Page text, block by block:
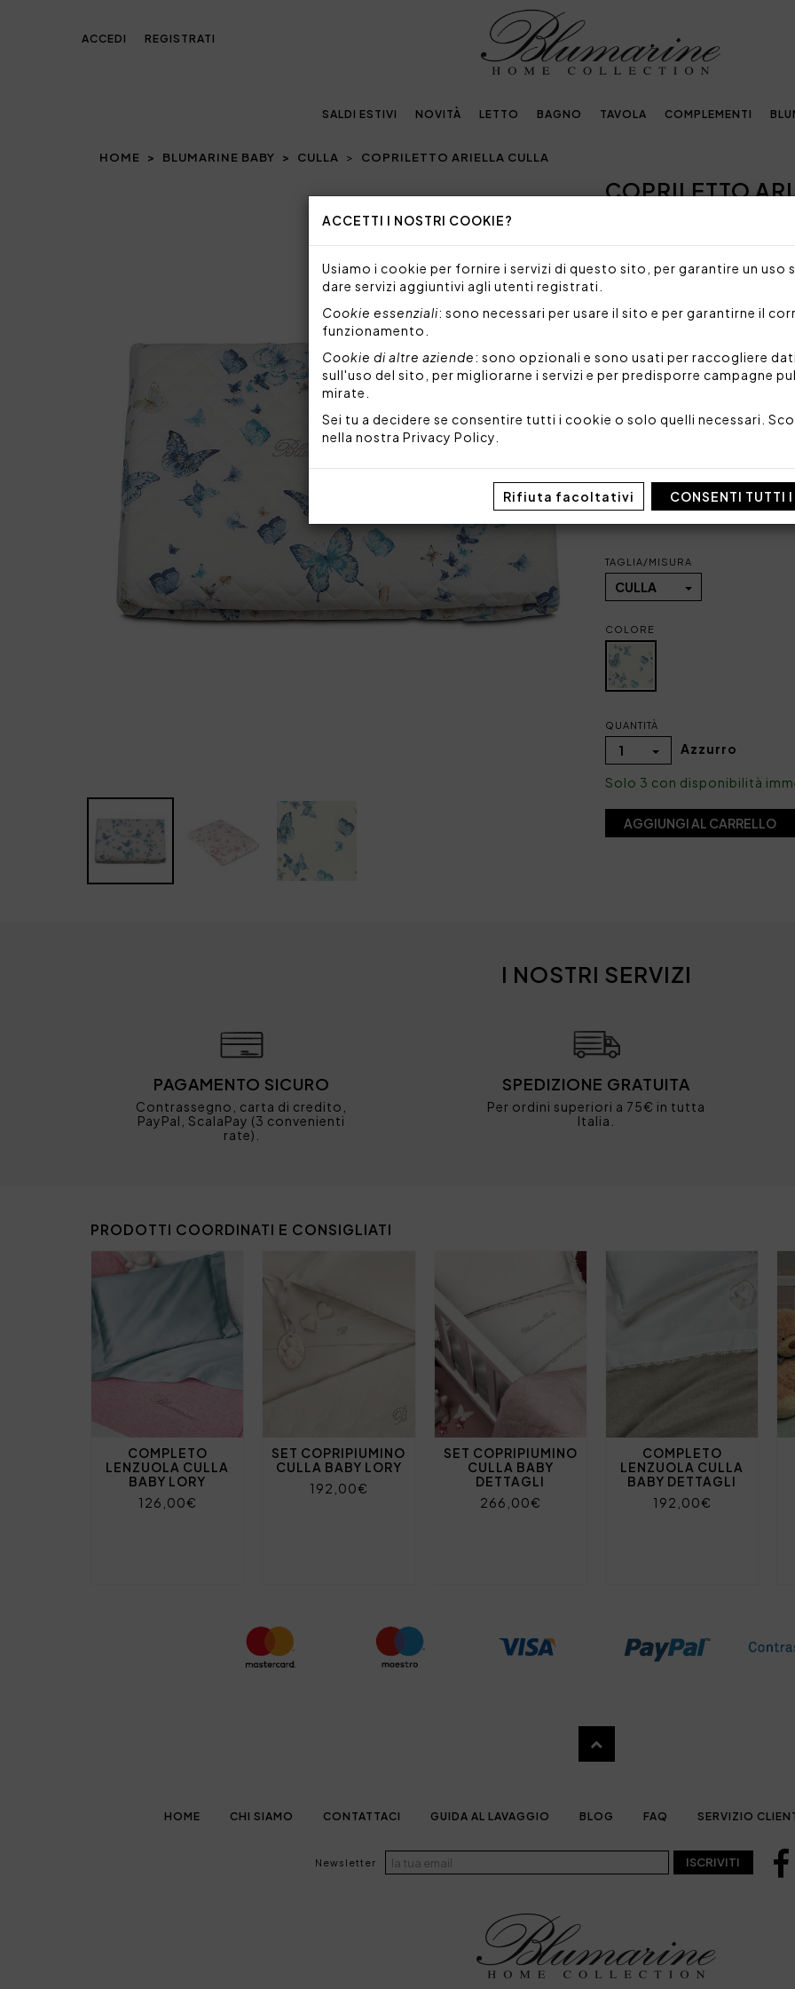
ACCETTI I NOSTRI COOKIE?
Usiamo i cookie per fornire i servizi di questo sito, per garantire un uso
dare servizi aggiuntivi agli utenti registrati.
Cookie essenziali: sono necessari per usare il sito e per garantirne il
funzionamento.
Cookie di altre aziende: sono opzionali e sono usati per raccogliere
sull'uso del sito, per migliorarne i servizi e per predisporre campagne
mirate.
Sei tu a decidere se consentire tutti i cookie o solo quelli necessari.
nella nostra Privacy Policy
Rifiuta facoltativi CONSENTI TUTTI
ACCEDI REGISTRATI
SALDI ESTIVI NOVITÀ LETTO BAGNO TAVOLA COMPLEMENTI
HOME BLUMARINE BABY CULLA COPRILETTO ARIELLA CULLA
NextCOPRILETTO
107,60€ 154,00€ -
Copriletto trapuntato per
rifinito con sbieco a
Misure: 75x100 cm
Imbottitura: 100%
Codice: 101030246
Dimensioni: 75 x 100
Imballo: Scatola
TAGLIA/MISURA
CULLA
COLORE
QUANTITÀ
1 Azzurro
Solo 3 con disponibilità
AGGIUNGI AL CARRELLO
I NOSTRI SERVIZI
PAGAMENTO SICURO
Contrassegno, carta di credito,
PayPal, ScalaPay (3 convenienti
rate).
SPEDIZIONE GRATUITA
Per ordini superiori a 75€ in tutta
Italia.
PRODOTTI COORDINATI E CONSIGLIATI
COMPLETO
LENZUOLA CULLA
BABY LORY
126,00€
SET COPRIPIUMINO
CULLA BABY LORY
192,00€
SET COPRIPIUMINO
CULLA BABY
DETTAGLI
266,00€
COMPLETO
LENZUOLA CULLA
BABY DETTAGLI
192,00€
HOME CHI SIAMO CONTATTACI GUIDA AL LAVAGGIO BLOG FAQ SERVIZIO
Newsletter ISCRIVITI